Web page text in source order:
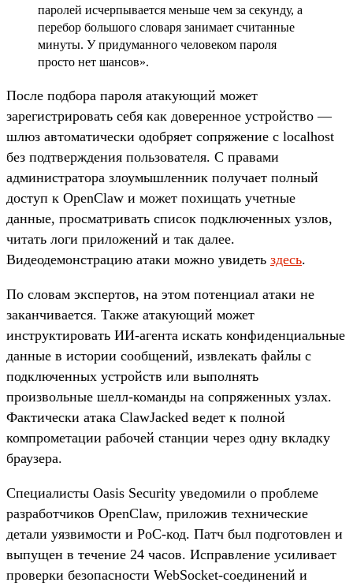
паролей исчерпывается меньше чем за секунду, а
перебор большого словаря занимает считанные
минуты. У придуманного человеком пароля
просто нет шансов».
После подбора пароля атакующий может
зарегистрировать себя как доверенное устройство —
шлюз автоматически одобряет сопряжение с localhost
без подтверждения пользователя. С правами
администратора злоумышленник получает полный
доступ к OpenClaw и может похищать учетные
данные, просматривать список подключенных узлов,
читать логи приложений и так далее.
Видеодемонстрацию атаки можно увидеть здесь.
По словам экспертов, на этом потенциал атаки не
заканчивается. Также атакующий может
инструктировать ИИ-агента искать конфиденциальные
данные в истории сообщений, извлекать файлы с
подключенных устройств или выполнять
произвольные шелл-команды на сопряженных узлах.
Фактически атака ClawJacked ведет к полной
компрометации рабочей станции через одну вкладку
браузера.
Специалисты Oasis Security уведомили о проблеме
разработчиков OpenClaw, приложив технические
детали уязвимости и PoC-код. Патч был подготовлен и
выпущен в течение 24 часов. Исправление усиливает
проверки безопасности WebSocket-соединений и